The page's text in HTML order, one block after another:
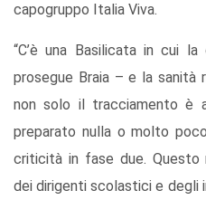
capogruppo Italia Viva.
“C’è una Basilicata in cui
prosegue Braia – e la sanità
non solo il tracciamento è
preparato nulla o molto
criticità in fase due. Questo
dei dirigenti scolastici e degli